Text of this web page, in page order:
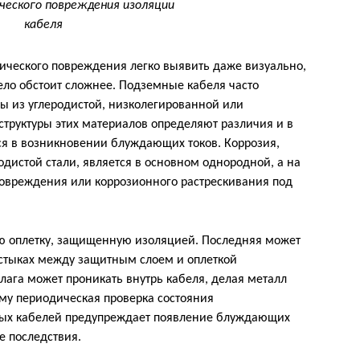
повреждения изоляции
кабеля
повреждения легко выявить даже визуально,
обстоит сложнее. Подземные кабеля часто
из углеродистой, низколегированной или
этих материалов определяют различия и в
в возникновении блуждающих токов. Коррозия,
стали, является в основном однородной, а на
или коррозионного растрескивания под
оплетку, защищенную изоляцией. Последняя может
между защитным слоем и оплеткой
может проникать внутрь кабеля, делая металл
периодическая проверка состояния
кабелей предупреждает появление блуждающих
последствия.